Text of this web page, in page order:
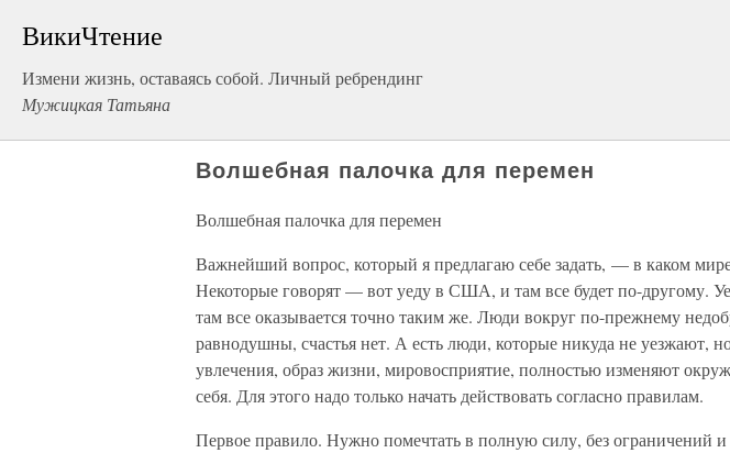
ВикиЧтение
Измени жизнь, оставаясь собой. Личный ребрендинг
Мужицкая Татьяна
Волшебная палочка для перемен
Волшебная палочка для перемен
Важнейший вопрос, который я предлагаю себе задать, — в каком
Некоторые говорят — вот уеду в США, и там все будет по-другому.
там все оказывается точно таким же. Люди вокруг по-прежнему
равнодушны, счастья нет. А есть люди, которые никуда не уезжают,
увлечения, образ жизни, мировосприятие, полностью изменяют
себя. Для этого надо только начать действовать согласно правилам.
Первое правило. Нужно помечтать в полную силу, без ограничений и